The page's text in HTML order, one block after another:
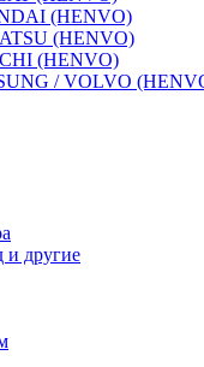
(HENVO)
(HENVO)
(HENVO)
/ VOLVO
и другие